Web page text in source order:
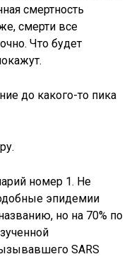
смертность
смерти все
Что будет
до какого-то пика
номер 1. Не
эпидемии
но на 70% по
SARS